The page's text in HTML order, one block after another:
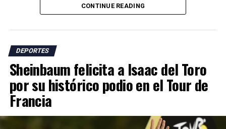
Milei se refirió a una campaña de críticas en redes
sociales que incluyó cuestionamientos sobre supuestas
ayudas arbitrales durante el torneo, el respaldo de
funcionarios israelíes a la selección argentina y
acusaciones sobre presuntas actitudes racistas en el
país sudamericano.
El presidente argentino sostuvo que los ataques
responden al papel que, según él, tiene Argentina en la
defensa de nuevas políticas económicas y libertarias en
CONTINUE READING
DEPORTES
Sheinbaum felicita a Isaac del Toro
por su histórico podio en el Tour de
Francia